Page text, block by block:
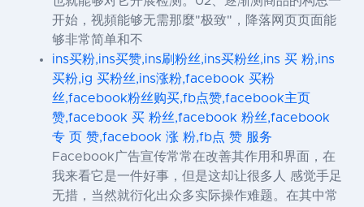
开始，视頻能够无需那麼"极致"，降落网页页面能
够非常简单和不
ins买粉,ins买赞,ins刷粉丝,ins买粉丝,ins 买 粉,ins
买粉,ig 买粉丝,ins涨粉,facebook 买粉
丝,facebook粉丝购买,fb点赞,facebook主页
赞,facebook 买 粉丝,facebook 粉丝,facebook
专 页 赞,facebook 涨 粉,fb点 赞 服务
Facebook广告宣传常常在改善其作用和界面，在
我来看它是一件好事，但是这却让很多人 感觉手足
无措，当然就衍化出众多实际操作难题。在其中常